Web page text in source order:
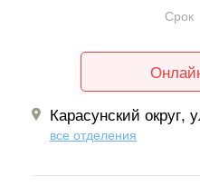
Срок
Карасунский округ,
все отделения